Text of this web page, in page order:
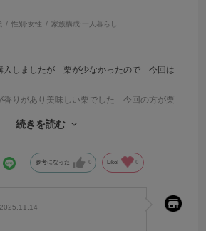
性別:女性 家族構成:一人暮らし
入しましたが 栗が少なかったので 今回は
香りがあり美味しい栗でした 今回の方が栗
お米に一袋入れるので 栗🌰がごろごろ入っ
続きを読む
参考になった 0 Like! 0
2025.11.14